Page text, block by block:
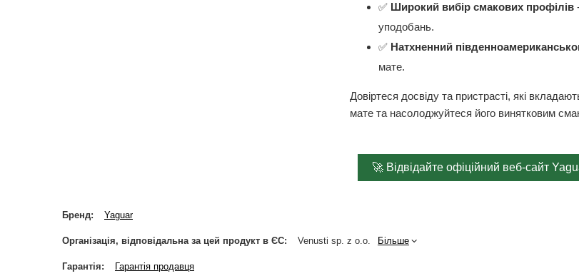
✅ Широкий вибір смакових профілів
уподобань.
✅ Натхненний
мате.
Довіртеся досвіду та пристрасті, які
мате та насолоджуйтеся його винятковим
🚀 Відвідайте офіційний веб-сайт
Бренд Yaguar
Організація, відповідальна за цей продукт в ЄС Venusti sp. z o.o. Більше
Гарантія Гарантія продавця